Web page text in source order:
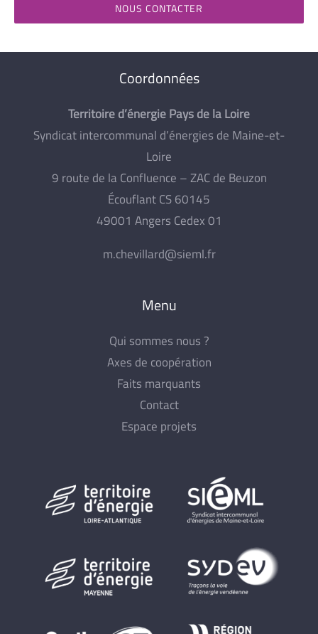
NOUS CONTACTER
Coordonnées
Territoire d’énergie Pays de la Loire
Syndicat intercommunal d’énergies de Maine-et-
Loire
9 route de la Confluence – ZAC de Beuzon
Écouflant CS 60145
49001 Angers Cedex 01
m.chevillard@sieml.fr
Menu
Qui sommes nous ?
Axes de coopération
Faits marquants
Contact
Espace projets